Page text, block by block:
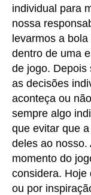
individual para
nossa
levarmos a
dentro de uma
de jogo. Depois
as decisões
aconteça ou
sempre algo
que evitar que
deles ao nosso.
momento do
considera. Hoje
ou por